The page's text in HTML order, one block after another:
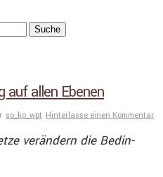
auf allen Ebenen
so_ko_wpt Hinterlasse einen Kommentar
verän­dern die Bedin­